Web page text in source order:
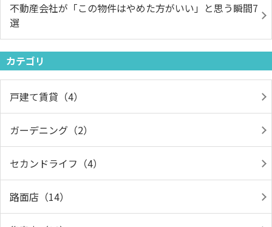
不動産会社が「この物件はやめた方がいい」と思う瞬間7
選
カテゴリ
戸建て賃貸（4）
ガーデニング（2）
セカンドライフ（4）
路面店（14）